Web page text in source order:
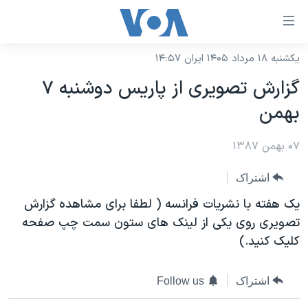
لینکهای
دسترسی
جهش
محتوای
اصلی
جهش
صفحه
اصلی
جهش
نسخه سبک وب‌سایت
موضوع ها
ایران
آمریکا
جهان
ورزشی
گزیده‌ها
ویدیوها
برنامه های تلویزیونی
جدول برنامه ها
صفحه‌های ویژه
جام جهانی ۲۰۲۶
عملیات خشم حماسی
بایگانی برنامه‌های تلویزیونی
فرکانس‌های صدای آمریکا
پخش رادیویی
یادگیری زبان انگلیسی
یکشنبه ۱۸ مرداد ۱۴۰۵ ایران ۱۴:۵۷
گزارش تصویری از پاریس دوشنبه ۷
بهمن
۰۷ بهمن ۱۳۸۷
اشتراک
یک هفته با نشریات فرانسه ( لطفا برای مشاهده گزارش
تصویری روی یکی از لینک های ستون سمت چپ صفحه
کلیک کنید.)
اشتراک Follow us